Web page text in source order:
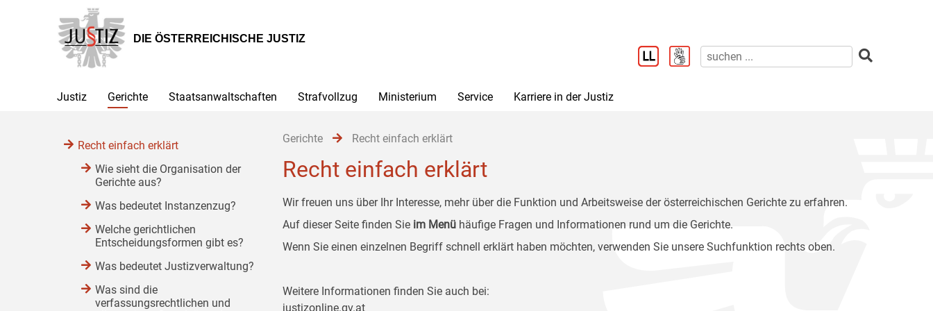
Hauptnavigation
[1]
Inhalt
[2]
Untermenü
[3]
DIE ÖSTERREICHISCHE JUSTIZ
Justiz Gerichte Staatsanwaltschaften Strafvollzug Ministerium Service Karriere in der Justiz
Gerichte Recht einfach erklärt
Recht einfach erklärt
Wir freuen uns über Ihr Interesse, mehr über die Funktion und Arbeitsweise der österreichischen Gerichte zu erfahren.
Auf dieser Seite finden Sie im Menü häufige Fragen und Informationen rund um die Gerichte.
Wenn Sie einen einzelnen Begriff schnell erklärt haben möchten, verwenden Sie unsere Suchfunktion rechts oben.
Weitere Informationen finden Sie auch bei:
justizonline.gv.at
Recht einfach erklärt
Wie sieht die Organisation der
Gerichte aus?
Was bedeutet Instanzenzug?
Welche gerichtlichen
Entscheidungsformen gibt es?
Was bedeutet Justizverwaltung?
Was sind die
verfassungsrechtlichen und